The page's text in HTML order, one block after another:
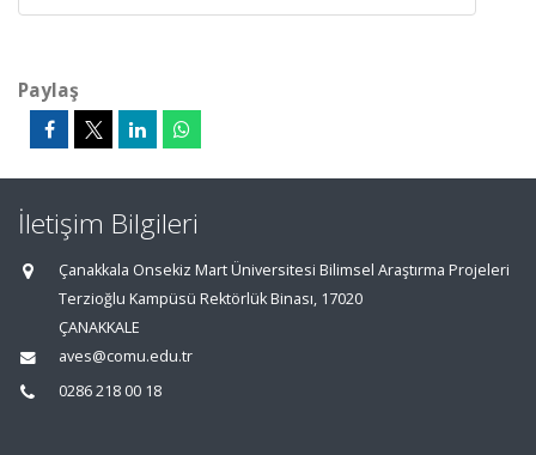
Paylaş
İletişim Bilgileri
Çanakkala Onsekiz Mart Üniversitesi Bilimsel Araştırma Projeleri
Terzioğlu Kampüsü Rektörlük Binası, 17020
ÇANAKKALE
aves@comu.edu.tr
0286 218 00 18